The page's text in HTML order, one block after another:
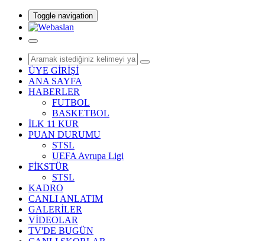
Toggle navigation
ÜYE GİRİŞİ
ANA SAYFA
HABERLER
FUTBOL
BASKETBOL
İLK 11 KUR
PUAN DURUMU
STSL
UEFA Avrupa Ligi
FİKSTÜR
STSL
KADRO
CANLI ANLATIM
GALERİLER
VİDEOLAR
TV'DE BUGÜN